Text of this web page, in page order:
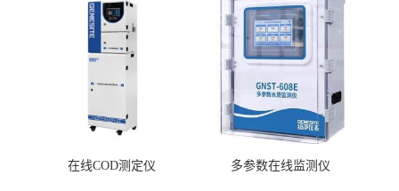
在线COD测定仪 多参数在线监测仪